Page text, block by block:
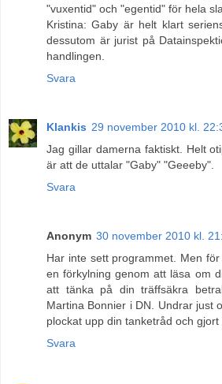
"vuxentid" och "egentid" för hela
Kristina: Gaby är helt klart
dessutom är jurist på
handlingen.
Svara
Klankis 29 november 2010 kl.
Jag gillar damerna faktiskt. Helt
är att de uttalar "Gaby" "Geeeby".
Svara
Anonym 30 november 2010 kl.
Har inte sett programmet. Men
en förkylning genom att läsa om
att tänka på din träffsäkra
Martina Bonnier i DN. Undrar just
plockat upp din tanketråd och
Svara